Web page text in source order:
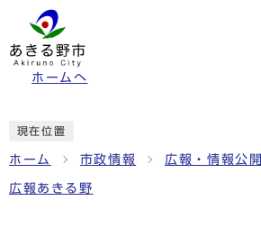
ホームへ
現在位置
ホーム 市政情報 広報・情報公開
広報あきる野